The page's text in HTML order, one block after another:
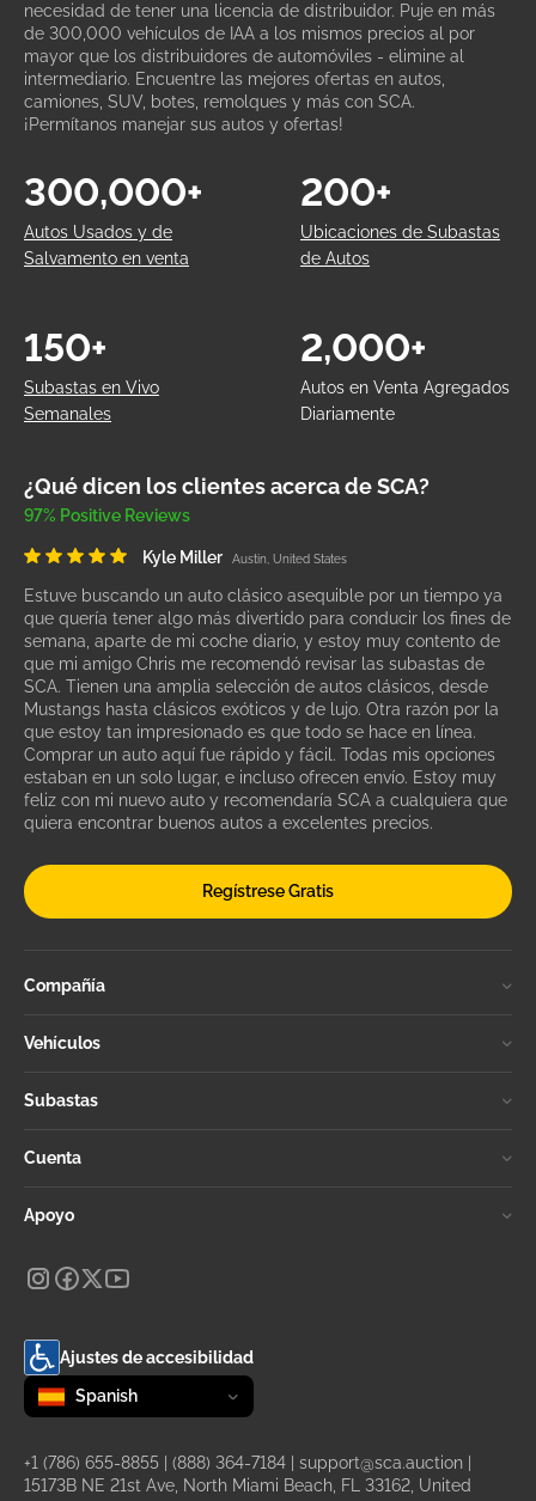
necesidad de tener una licencia de distribuidor. Puje en más
de 300,000 vehículos de IAA a los mismos precios al por
mayor que los distribuidores de automóviles - elimine al
intermediario. Encuentre las mejores ofertas en autos,
camiones, SUV, botes, remolques y más con SCA.
¡Permítanos manejar sus autos y ofertas!
Autos Usados y de
Salvamento en venta
300,000+
Ubicaciones de Subastas
de Autos
200+
Subastas en Vivo
Semanales
150+
Autos en Venta Agregados
Diariamente
2,000+
¿Qué dicen los clientes acerca de SCA?
97% Positive Reviews
Kyle Miller Austin, United States
Estuve buscando un auto clásico asequible por un tiempo ya
que quería tener algo más divertido para conducir los fines de
semana, aparte de mi coche diario, y estoy muy contento de
que mi amigo Chris me recomendó revisar las subastas de
SCA. Tienen una amplia selección de autos clásicos, desde
Mustangs hasta clásicos exóticos y de lujo. Otra razón por la
que estoy tan impresionado es que todo se hace en línea.
Comprar un auto aquí fue rápido y fácil. Todas mis opciones
estaban en un solo lugar, e incluso ofrecen envío. Estoy muy
feliz con mi nuevo auto y recomendaría SCA a cualquiera que
quiera encontrar buenos autos a excelentes precios.
Regístrese Gratis
Compañía
Vehículos
Subastas
Cuenta
Apoyo
Ajustes de accesibilidad
Change language
selected
Spanish
+1 (786) 655-8855 (888) 364-7184 support@sca.auction
15173B NE 21st Ave, North Miami Beach, FL 33162, United